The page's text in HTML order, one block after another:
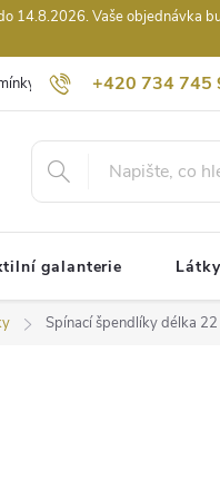
14.8.2026. Vaše objednávka
+420 734 745
Podmínky ochrany
galanterie Látky
Spínací špendlíky délka